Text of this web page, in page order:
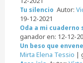
Tu silencio Autor:
19-12-2021
Oda a mi cuaderno
ganador en: 12-12-
Un beso que
Mirta Elena Tessio |